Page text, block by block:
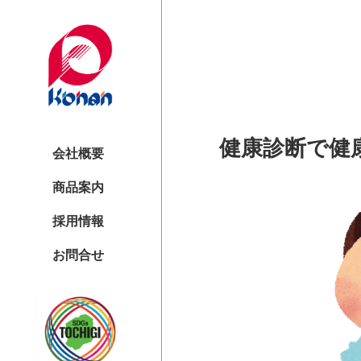
会社概要
商品案内
採用情報
お問合せ
健康診断で健